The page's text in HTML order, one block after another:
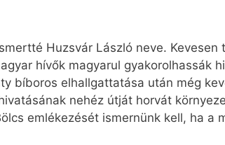
Huzsvár László neve.
hívők magyarul gyakorolhassák
bíboros elhallgattatása után még
nehéz útját horvát
emlékezését ismernünk kell, ha